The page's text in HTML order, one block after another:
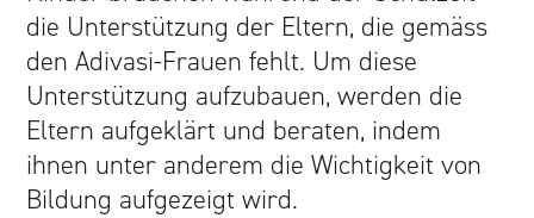
die Unterstützung der Eltern, die gemäss
den Adivasi-Frauen fehlt. Um diese
Unterstützung aufzubauen, werden die
Eltern aufgeklärt und beraten, indem
ihnen unter anderem die Wichtigkeit von
Bildung aufgezeigt wird.